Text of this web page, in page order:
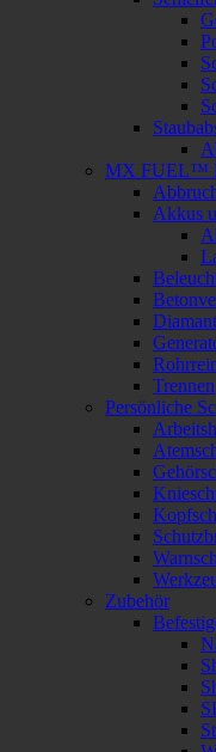
MX FUEL™
Akkus
Trennen
Persönliche
Zubehör